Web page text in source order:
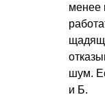
менее
шум.
и Б.